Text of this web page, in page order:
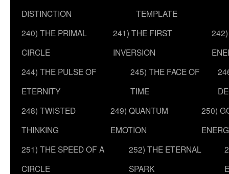
DISTINCTION
TEMPLATE
240) THE PRIMAL
CIRCLE
241) THE FIRST
INVERSION
244) THE PULSE OF
ETERNITY
245) THE FACE OF
TIME
248) TWISTED
THINKING
249) QUANTUM
EMOTION
250)
251) THE SPEED OF A
CIRCLE
252) THE ETERNAL
SPARK